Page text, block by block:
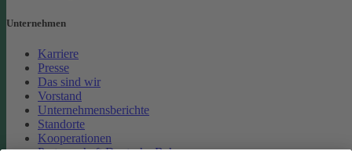
Unternehmen
Karriere
Presse
Das sind wir
Vorstand
Unternehmensberichte
Standorte
Kooperationen